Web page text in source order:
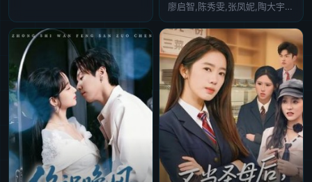
廖启智,陈秀雯,张凤妮,陶大宇,林保怡,王书麒,汤宝如